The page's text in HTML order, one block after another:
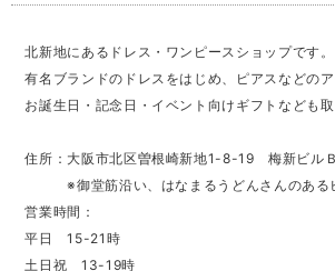
北新地にあるドレス・ワンピースショップです。
有名ブランドのドレスをはじめ、ピアスなどのア
お誕生日・記念日・イベント向けギフトなども取
住所：大阪市北区曽根崎新地1-8-19 梅新ビル
※御堂筋沿い、はなまるうどんさんのあるビ
営業時間：
平日 15-21時
土日祝 13-19時